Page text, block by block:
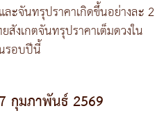
ะจันทรุปราคาเกิดขึ้นอย่างละ 2
สังเกตจันทรุปราคาเต็มดวงใน
รอบปีนี้
กุมภาพันธ์ 2569